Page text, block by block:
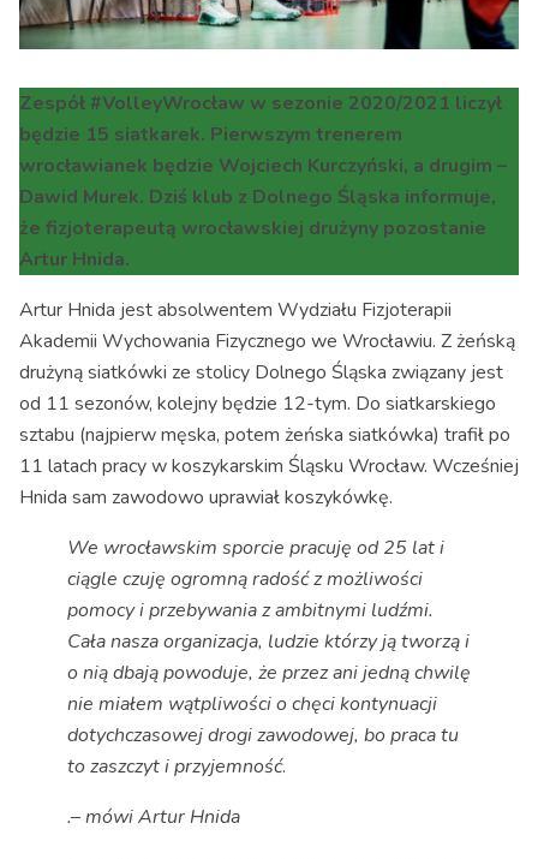
Zespół #VolleyWrocław w sezonie 2020/2021 liczył
będzie 15 siatkarek. Pierwszym trenerem
wrocławianek będzie Wojciech Kurczyński, a drugim –
Dawid Murek. Dziś klub z Dolnego Śląska informuje,
że fizjoterapeutą wrocławskiej drużyny pozostanie
Artur Hnida.
Artur Hnida jest absolwentem Wydziału Fizjoterapii
Akademii Wychowania Fizycznego we Wrocławiu. Z żeńską
drużyną siatkówki ze stolicy Dolnego Śląska związany jest
od 11 sezonów, kolejny będzie 12-tym. Do siatkarskiego
sztabu (najpierw męska, potem żeńska siatkówka) trafił po
11 latach pracy w koszykarskim Śląsku Wrocław. Wcześniej
Hnida sam zawodowo uprawiał koszykówkę.
We wrocławskim sporcie pracuję od 25 lat i
ciągle czuję ogromną radość z możliwości
pomocy i przebywania z ambitnymi ludźmi.
Cała nasza organizacja, ludzie którzy ją tworzą i
o nią dbają powoduje, że przez ani jedną chwilę
nie miałem wątpliwości o chęci kontynuacji
dotychczasowej drogi zawodowej, bo praca tu
to zaszczyt i przyjemność.
.– mówi Artur Hnida